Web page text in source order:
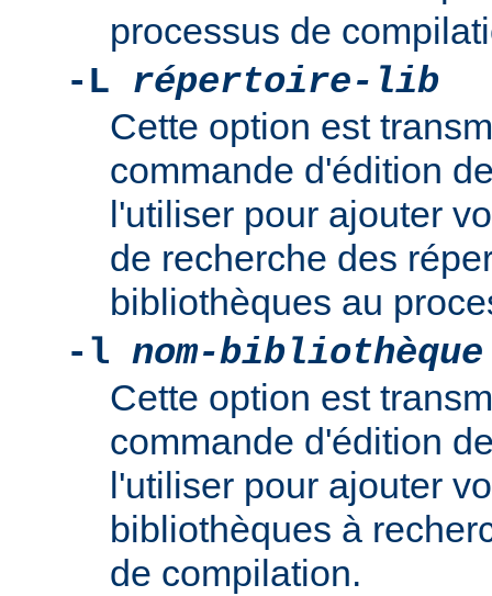
processus de
-L répertoire-lib
Cette option est
commande d'édition
l'utiliser pour ajouter
de recherche des
bibliothèques au
-l nom-bibliothèque
Cette option est
commande d'édition
l'utiliser pour ajouter
bibliothèques à
de compilation.